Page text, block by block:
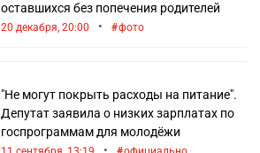
оставшихся без попечения родителей
20 декабря, 20:00 • фото
"Не могут покрыть расходы на питание".
Депутат заявила о низких зарплатах по
госпрограммам для молодёжи